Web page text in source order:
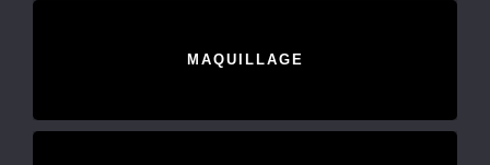
MAQUILLAGE